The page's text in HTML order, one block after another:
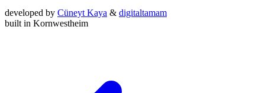
developed by Cüneyt Kaya & digitaltamam
built in Kornwestheim